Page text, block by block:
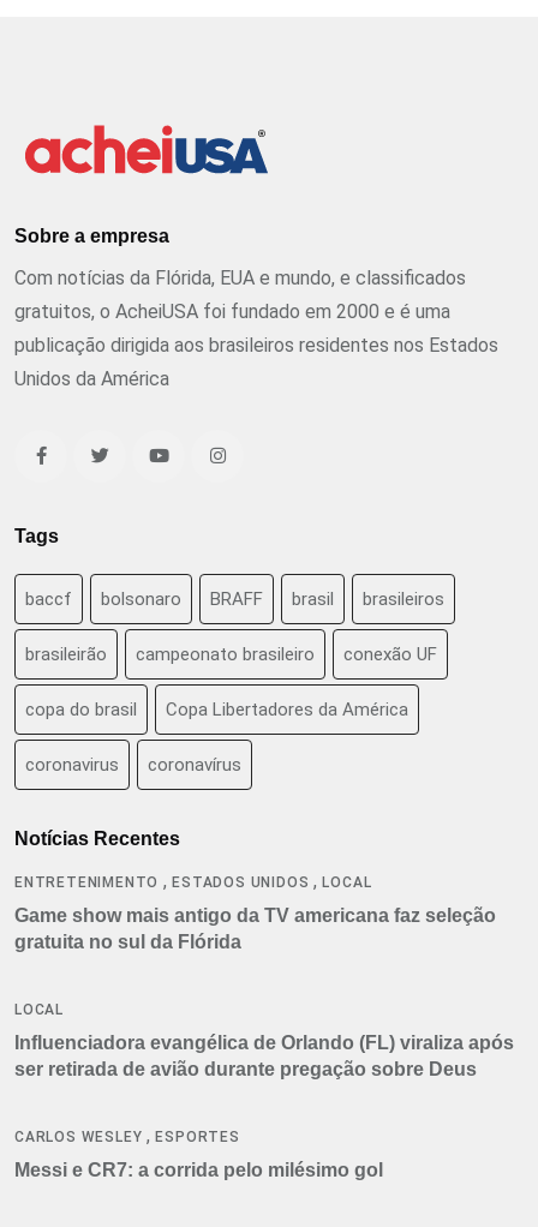
Sobre a empresa
Com notícias da Flórida, EUA e mundo, e classificados
gratuitos, o AcheiUSA foi fundado em 2000 e é uma
publicação dirigida aos brasileiros residentes nos Estados
Unidos da América
Tags
baccf bolsonaro BRAFF brasil brasileiros
brasileirão campeonato brasileiro conexão UF
copa do brasil Copa Libertadores da América
coronavirus coronavírus
Notícias Recentes
ENTRETENIMENTO ,ESTADOS UNIDOS ,LOCAL
Game show mais antigo da TV americana faz seleção
gratuita no sul da Flórida
LOCAL
Influenciadora evangélica de Orlando (FL) viraliza após
ser retirada de avião durante pregação sobre Deus
CARLOS WESLEY ,ESPORTES
Messi e CR7: a corrida pelo milésimo gol